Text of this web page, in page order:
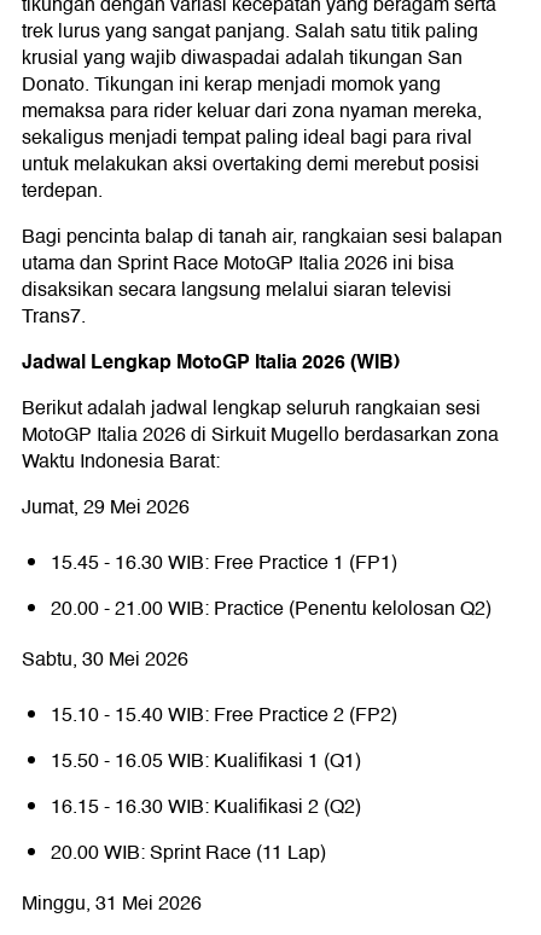
trek lurus yang sangat panjang. Salah satu titik paling
krusial yang wajib diwaspadai adalah tikungan San
Donato. Tikungan ini kerap menjadi momok yang
memaksa para rider keluar dari zona nyaman mereka,
sekaligus menjadi tempat paling ideal bagi para rival
untuk melakukan aksi overtaking demi merebut posisi
terdepan.
Bagi pencinta balap di tanah air, rangkaian sesi balapan
utama dan Sprint Race MotoGP Italia 2026 ini bisa
disaksikan secara langsung melalui siaran televisi
Trans7.
Jadwal Lengkap MotoGP Italia 2026 (WIB)
Berikut adalah jadwal lengkap seluruh rangkaian sesi
MotoGP Italia 2026 di Sirkuit Mugello berdasarkan zona
Waktu Indonesia Barat:
Jumat, 29 Mei 2026
15.45 - 16.30 WIB: Free Practice 1 (FP1)
20.00 - 21.00 WIB: Practice (Penentu kelolosan Q2)
Sabtu, 30 Mei 2026
15.10 - 15.40 WIB: Free Practice 2 (FP2)
15.50 - 16.05 WIB: Kualifikasi 1 (Q1)
16.15 - 16.30 WIB: Kualifikasi 2 (Q2)
20.00 WIB: Sprint Race (11 Lap)
Minggu, 31 Mei 2026